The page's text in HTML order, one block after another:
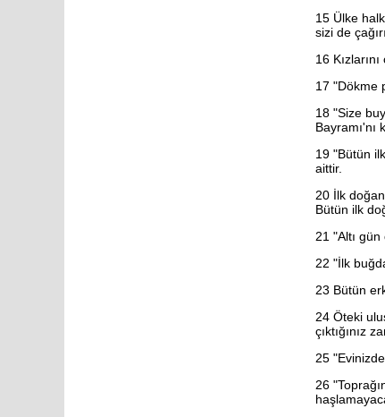
15 Ülke
sizi de
16
17 "Dökme
18 "Size
Bayramı'nı
19 "Bütün
aittir.
20 İlk
Bütün ilk
21 "Altı
22 "İlk
23 Bütün
24 Öteki
çıktığınız
25
26